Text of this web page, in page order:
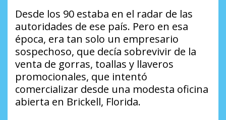
Desde los 90 estaba en el radar de las
autoridades de ese país. Pero en esa
época, era tan solo un empresario
sospechoso, que decía sobrevivir de la
venta de gorras, toallas y llaveros
promocionales, que intentó
comercializar desde una modesta oficina
abierta en Brickell, Florida.